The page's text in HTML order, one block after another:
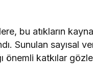
bu atıkların
Sunulan sayısal
önemli katkılar